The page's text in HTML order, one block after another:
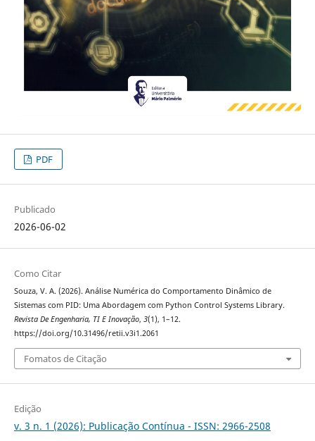
PDF
Publicado
2026-06-02
Como Citar
Souza, V. A. (2026). Análise Numérica do Comportamento Dinâmico de
Sistemas com PID: Uma Abordagem com Python Control Systems Library.
Revista De Engenharia, TI E Inovação, 3(1), 1–12.
https://doi.org/10.31496/retii.v3i1.2061
Fomatos de Citação
Edição
v. 3 n. 1 (2026): Publicação Contínua - ISSN: 2966-2508